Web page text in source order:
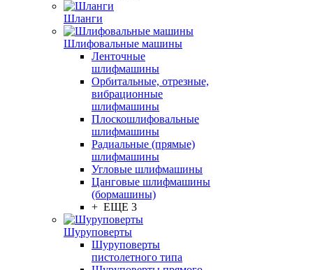
Шланги
Шлифовальные машины
Ленточные
шлифмашины
Орбитальные, отрезные,
вибрационные
шлифмашины
Плоскошлифовальные
шлифмашины
Радиальные (прямые)
шлифмашины
Угловые шлифмашины
Цанговые шлифмашины
(бормашины)
+ ЕЩЕ 3
Шуруповерты
Шуруповерты
пистолетного типа